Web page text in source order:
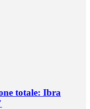
totale: Ibra